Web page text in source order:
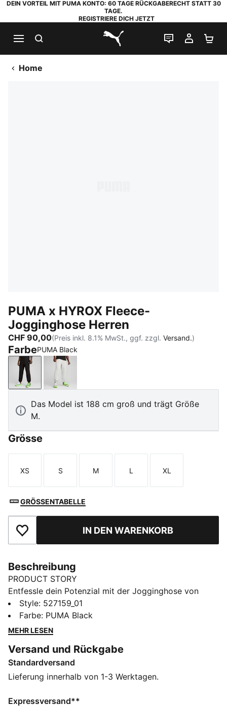
DEIN VORTEIL MIT PUMA KONTO: 60 TAGE RÜCKGABERECHT STATT 30
TAGE.
REGISTRIERE DICH JETZT
PUMA.com
LIVE-CHAT
MEIN
Home
PUMA x HYROX Fleece-
Jogginghose Herren
CHF 90,00(Preis inkl. 8.1% MwSt., ggf. zzgl. Versand.)
FarbePUMA Black
PUMA BlackLight Gray Heather
Das Model ist 188 cm groß und trägt Größe
M.
Grösse
Größe
XS
Größe
S
Größe
M
Größe
L
Größe
XL
GRÖSSENTABELLE
Zu Favoriten hinzufügenIN DEN WARENKORB
Beschreibung
PRODUCT STORY
Entfessle dein Potenzial mit der Jogginghose von
PUMA. Sie wurde für ultimative Performance
entwickelt und bietet Atmungsaktivität, Stretch für
Bewegungsfreiheit und praktische Taschen. Ein
individuelle Passform und macht sie zu deinem
perfekten Begleiter für jedes Abenteuer.
FEATURES + VORTEILE
Materialien
Style: 527159_01
Farbe: PUMA Black
MEHR LESEN
Versand und Rückgabe
Standardversand
Lieferung innerhalb von 1-3 Werktagen.
Expressversand**